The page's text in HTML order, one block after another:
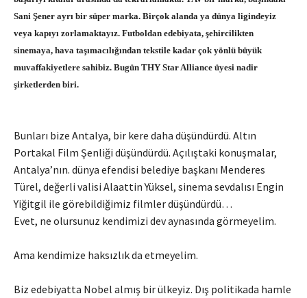
Sani Şener ayrı bir süper marka. Birçok alanda ya dünya ligindeyiz
veya kapıyı zorlamaktayız. Futboldan edebiyata, şehircilikten
sinemaya, hava taşımacılığından tekstile kadar çok yönlü büyük
muvaffakiyetlere sahibiz. Bugün THY Star Alliance üyesi nadir
şirketlerden biri.
Bunları bize Antalya, bir kere daha düşündürdü. Altın
Portakal Film Şenliği düşündürdü. Açılıştaki konuşmalar,
Antalya’nın. dünya efendisi belediye başkanı Menderes
Türel, değerli valisi Alaattin Yüksel, sinema sevdalısı Engin
Yiğitgil ile görebildiğimiz filmler düşündürdü…
Evet, ne olursunuz kendimizi dev aynasında görmeyelim.
Ama kendimize haksızlık da etmeyelim.
Biz edebiyatta Nobel almış bir ülkeyiz. Dış politikada hamle